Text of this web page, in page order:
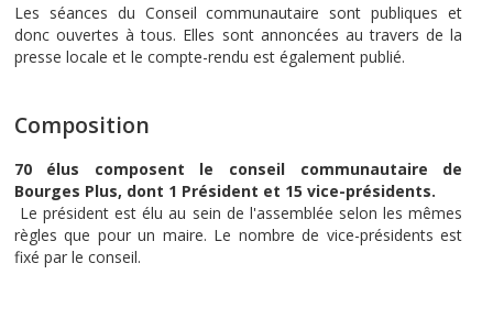
Les séances du Conseil communautaire sont publiques et
donc ouvertes à tous. Elles sont annoncées au travers de la
presse locale et le compte-rendu est également publié.
Composition
70 élus composent le conseil communautaire de
Bourges Plus, dont 1 Président et 15 vice-présidents.
Le président est élu au sein de l'assemblée selon les mêmes
règles que pour un maire. Le nombre de vice-présidents est
fixé par le conseil.